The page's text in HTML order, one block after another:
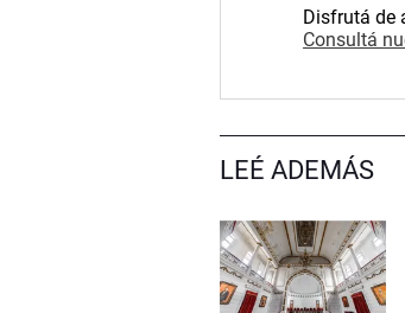
Disfrutá de
Consultá
LEÉ ADEMÁS